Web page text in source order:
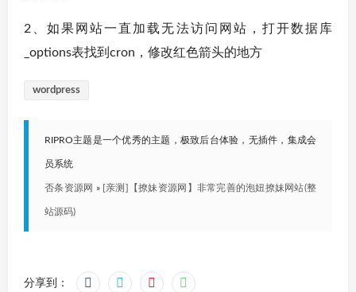
2、如果网站一直加载无法访问网站，打开数据库
_options表找到cron，修改红色箭头的地方
wordpress
RIPRO主题是一个优秀的主题，极致后台体验，无插件，集成会
员系统
否条资源网 » [亲测]【撩妹资源网】非常完善的泡妞撩妹网站(整
站源码)
分享到：